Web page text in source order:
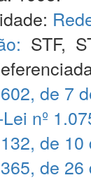
STF,
de 7
nº
de
de